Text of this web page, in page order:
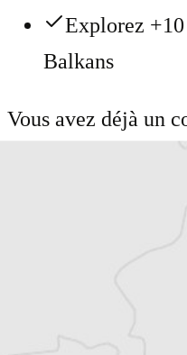
Explorez +10
Balkans
Vous avez déjà un